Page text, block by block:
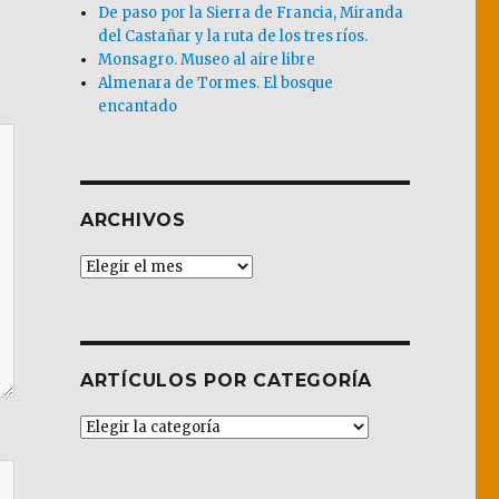
De paso por la Sierra de Francia, Miranda
del Castañar y la ruta de los tres ríos.
Monsagro. Museo al aire libre
Almenara de Tormes. El bosque
encantado
ARCHIVOS
Archivos
ARTÍCULOS POR CATEGORÍA
Artículos